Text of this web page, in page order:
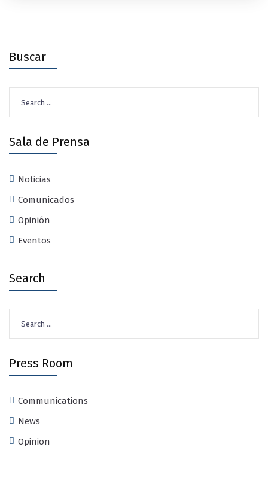
Buscar
for:
Sala de Prensa
Noticias
Comunicados
Opinión
Eventos
Search
for:
Press Room
Communications
News
Opinion